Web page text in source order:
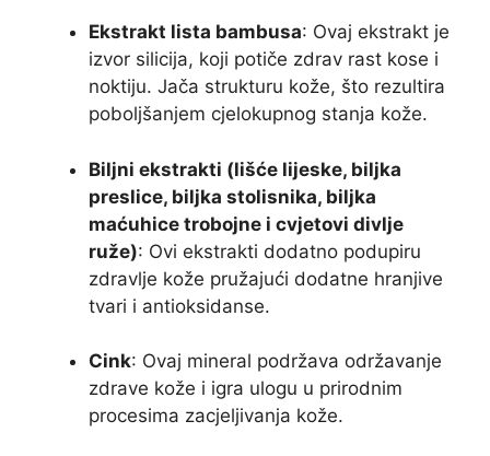
Ekstrakt lista bambusa: Ovaj ekstrakt je
izvor silicija, koji potiče zdrav rast kose i
noktiju. Jača strukturu kože, što rezultira
poboljšanjem cjelokupnog stanja kože.
Biljni ekstrakti (lišće lijeske, biljka
preslice, biljka stolisnika, biljka
maćuhice trobojne i cvjetovi divlje
ruže): Ovi ekstrakti dodatno podupiru
zdravlje kože pružajući dodatne hranjive
tvari i antioksidanse.
Cink: Ovaj mineral podržava održavanje
zdrave kože i igra ulogu u prirodnim
procesima zacjeljivanja kože.